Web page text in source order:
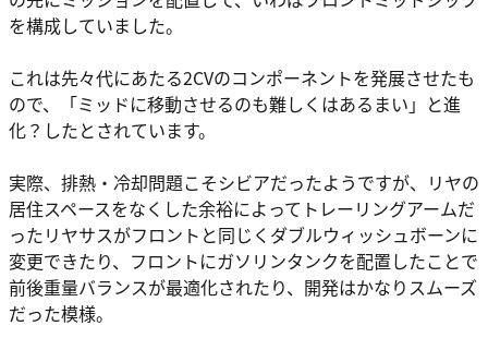
を構成していました。
これは先々代にあたる2CVのコンポーネントを発展させたも
ので、「ミッドに移動させるのも難しくはあるまい」と進
化？したとされています。
実際、排熱・冷却問題こそシビアだったようですが、リヤの
居住スペースをなくした余裕によってトレーリングアームだ
ったリヤサスがフロントと同じくダブルウィッシュボーンに
変更できたり、フロントにガソリンタンクを配置したことで
前後重量バランスが最適化されたり、開発はかなりスムーズ
だった模様。